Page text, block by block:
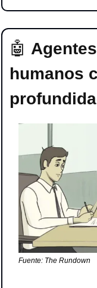
🤖
humanos
Fuente: The Rundown